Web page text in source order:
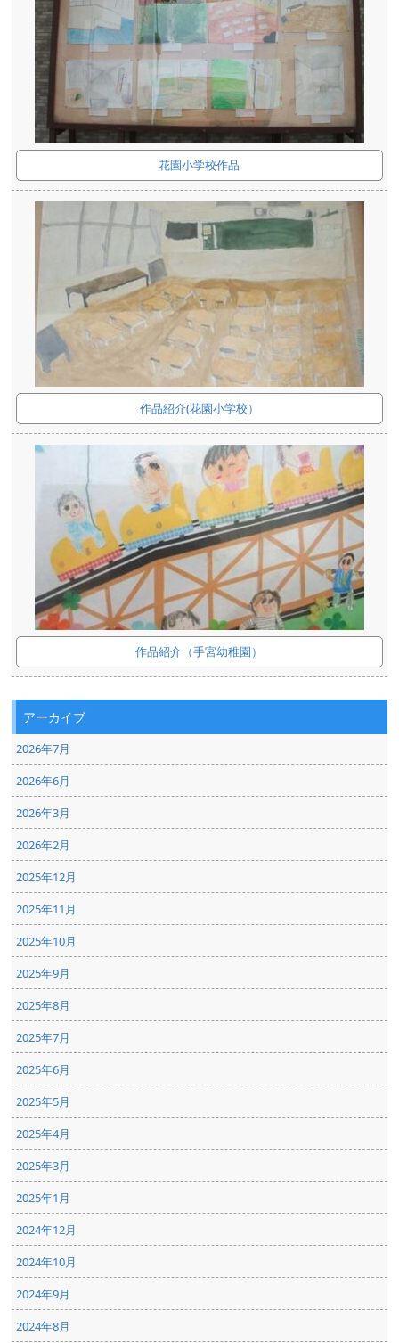
花園小学校作品
作品紹介(花園小学校）
作品紹介（手宮幼稚園）
アーカイブ
2026年7月
2026年6月
2026年3月
2026年2月
2025年12月
2025年11月
2025年10月
2025年9月
2025年8月
2025年7月
2025年6月
2025年5月
2025年4月
2025年3月
2025年1月
2024年12月
2024年10月
2024年9月
2024年8月